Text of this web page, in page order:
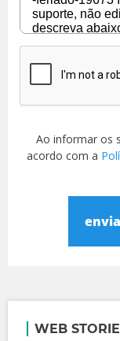
Ao informar os
acordo com a
WEB